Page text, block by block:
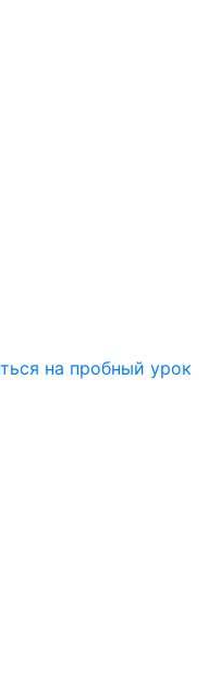
на пробный урок